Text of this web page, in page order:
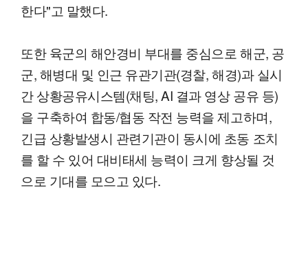
한다"고 말했다.
또한 육군의 해안경비 부대를 중심으로 해군, 공
군, 해병대 및 인근 유관기관(경찰, 해경)과 실시
간 상황공유시스템(채팅, AI 결과 영상 공유 등)
을 구축하여 합동/협동 작전 능력을 제고하며,
긴급 상황발생시 관련기관이 동시에 초동 조치
를 할 수 있어 대비태세 능력이 크게 향상될 것
으로 기대를 모으고 있다.